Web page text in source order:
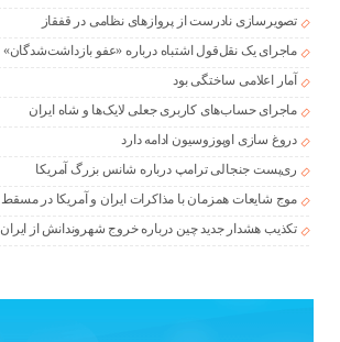
تصویرسازی نادرست از پروازهای نظامی در قفقاز
ماجرای یک نقل‌قول اشتباه درباره «عفو بازداشت‌شدگان»
آمار اعلامی ساختگی بود
ماجرای حساب‌های کاربری جعلی لایک‌ها و شاه ایران
دروغ سازی اوپوزوسیون ادامه دارد
ری‌پست جنجالی ترامپ درباره شانس بزرگ آمریکا
موج شایعات همزمان با مذاکرات ایران و آمریکا در مسقط
تکذیب هشدار جدید چین درباره خروج شهروندانش از ایران